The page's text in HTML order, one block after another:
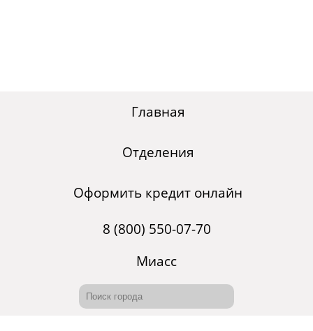
Главная
Отделения
Оформить кредит онлайн
8 (800) 550-07-70
Миасс